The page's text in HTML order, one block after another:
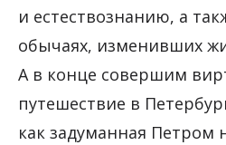
и естествознанию, а
обычаях, изменивших
А в конце совершим
путешествие в
как задуманная Петром